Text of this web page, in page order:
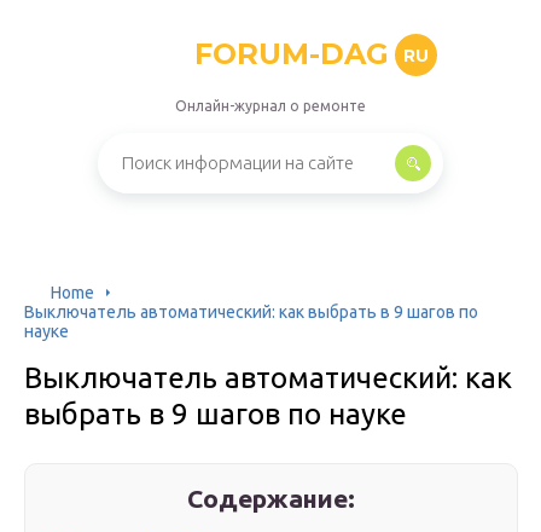
FORUM-DAG RU
Онлайн-журнал о ремонте
Home
Выключатель автоматический: как выбрать в 9 шагов по
науке
Выключатель автоматический: как
выбрать в 9 шагов по науке
Содержание: